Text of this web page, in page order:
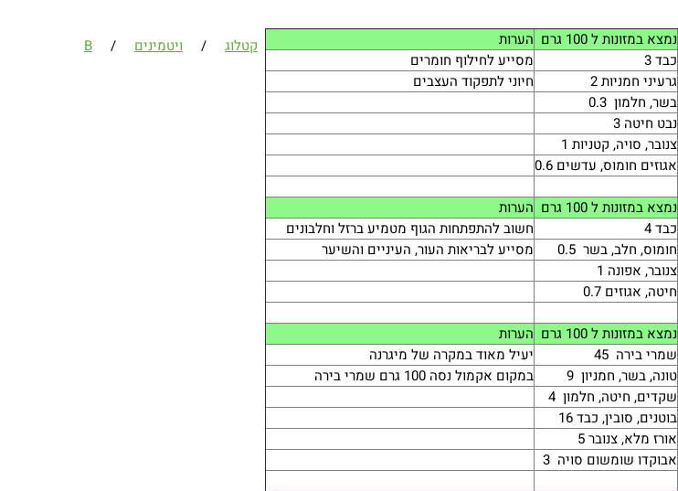
נמצא במזונות ל 100 גרם
הערות
כבד 3
מסייע לחילוף חומרים
גרעיני חמניות 2
חיוני לתפקוד העצבים
בשר, חלמון 0.3
נבט חיטה 3
צנובר, סויה, קטניות 1
אגוזים חומוס, עדשים 0.6
נמצא במזונות ל 100 גרם
הערות
כבד 4
חשוב להתפתחות הגוף מטמיע ברזל וחלבונים
חומוס, חלב, בשר 0.5
מסייע לבריאות העור, העיניים והשיער
צנובר, אפונה 1
חיטה, אגוזים 0.7
נמצא במזונות ל 100 גרם
הערות
שמרי בירה 45
יעיל מאוד במקרה של מיגרנה
טונה, בשר, חמניון 9
במקום אקמול נסה 100 גרם שמרי בירה
שקדים, חיטה, חלמון 4
בוטנים, סובין, כבד 16
אורז מלא, צנובר 5
אבוקדו שומשום סויה 3
קטלוג / ויטמינים /
B